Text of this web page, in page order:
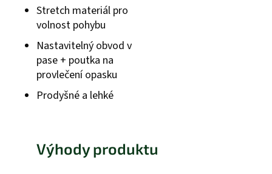
Stretch materiál pro
volnost pohybu
Nastavitelný obvod v
pase + poutka na
provlečení opasku
Prodyšné a lehké
Výhody produktu